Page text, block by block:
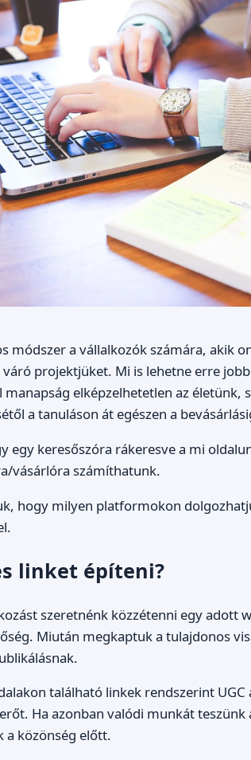
módszer a vállalkozók számára, akik
projektjüket. Mi is lehetne erre
elképzelhetetlen az életünk,
a tanuláson át egészen a
egy keresőszóra rákeresve a mi
vásárlóra számíthatunk.
hogy milyen platformokon
linket építeni?
szeretnénk közzétenni egy adott
Miután megkaptuk a tulajdonos
található linkek rendszerint
Ha azonban valódi munkát
a közönség előtt.